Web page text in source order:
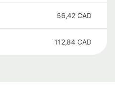
56,42 CAD
112,84 CAD